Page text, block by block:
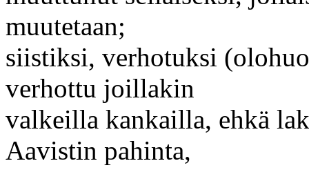
muutetaan;
siistiksi, verhotuksi
verhottu joillakin
valkeilla kankailla, ehkä
Aavistin pahinta,